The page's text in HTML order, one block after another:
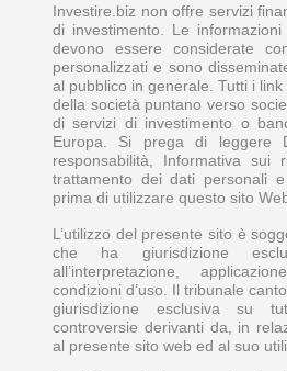
Investire.biz non offre servizi
di investimento. Le
devono essere considerate
personalizzati e sono
al pubblico in generale. Tutti i
della società puntano verso
di servizi di investimento o
Europa. Si prega di leggere
responsabilità, Informativa sui
trattamento dei dati personali
prima di utilizzare questo sito
L’utilizzo del presente sito è
che ha giurisdizione
all’interpretazione,
condizioni d’uso. Il tribunale
giurisdizione esclusiva su
controversie derivanti da, in
al presente sito web ed al suo